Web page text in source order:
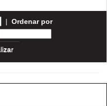
| Ordenar por